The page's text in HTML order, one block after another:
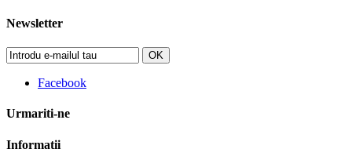
Newsletter
OK
Facebook
Urmariti-ne
Informatii